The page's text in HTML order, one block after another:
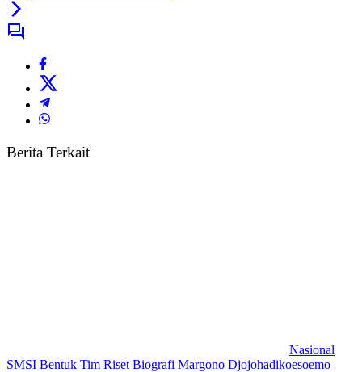
Berita Terkait
Nasional
SMSI Bentuk Tim Riset Biografi Margono Djojohadikoesoemo